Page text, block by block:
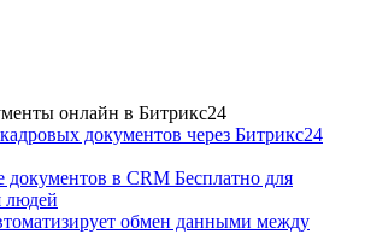
онлайн в Битрикс24
документов через Битрикс24
документов в CRM Бесплатно для
людей
обмен данными между